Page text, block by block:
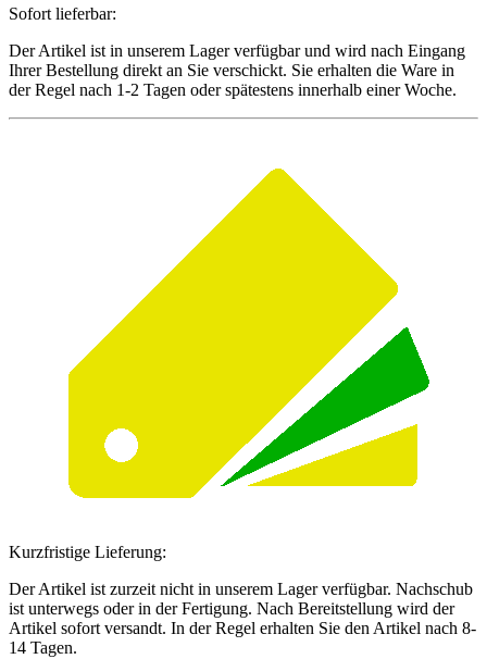
Sofort lieferbar:
Der Artikel ist in unserem Lager verfügbar und wird nach Eingang
Ihrer Bestellung direkt an Sie verschickt. Sie erhalten die Ware in
der Regel nach 1-2 Tagen oder spätestens innerhalb einer Woche.
Kurzfristige Lieferung:
Der Artikel ist zurzeit nicht in unserem Lager verfügbar. Nachschub
ist unterwegs oder in der Fertigung. Nach Bereitstellung wird der
Artikel sofort versandt. In der Regel erhalten Sie den Artikel nach 8-
14 Tagen.